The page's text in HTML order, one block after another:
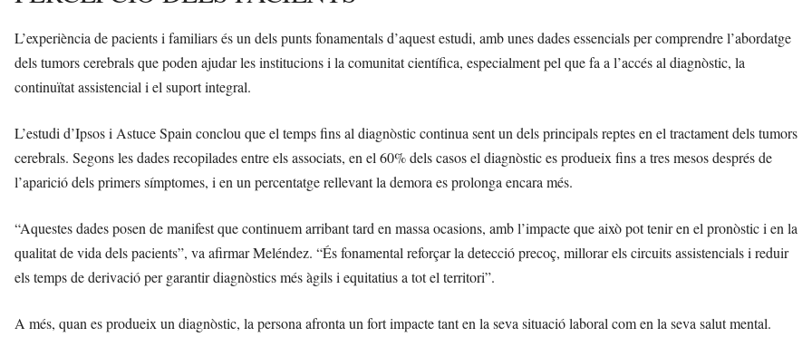
L’experiència de pacients i familiars és un dels punts fonamentals d’aquest estudi, amb unes dades essencials per comprendre l’abordatge
dels tumors cerebrals que poden ajudar les institucions i la comunitat científica, especialment pel que fa a l’accés al diagnòstic, la
continuïtat assistencial i el suport integral.
L’estudi d’Ipsos i Astuce Spain conclou que el temps fins al diagnòstic continua sent un dels principals reptes en el tractament dels tumors
cerebrals. Segons les dades recopilades entre els associats, en el 60% dels casos el diagnòstic es produeix fins a tres mesos després de
l’aparició dels primers símptomes, i en un percentatge rellevant la demora es prolonga encara més.
“Aquestes dades posen de manifest que continuem arribant tard en massa ocasions, amb l’impacte que això pot tenir en el pronòstic i en la
qualitat de vida dels pacients”, va afirmar Meléndez. “És fonamental reforçar la detecció precoç, millorar els circuits assistencials i reduir
els temps de derivació per garantir diagnòstics més àgils i equitatius a tot el territori”.
A més, quan es produeix un diagnòstic, la persona afronta un fort impacte tant en la seva situació laboral com en la seva salut mental.